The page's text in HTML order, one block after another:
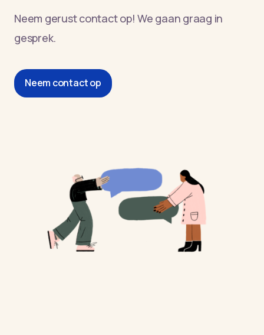
Neem gerust contact op! We gaan graag in
gesprek.
Neem contact op